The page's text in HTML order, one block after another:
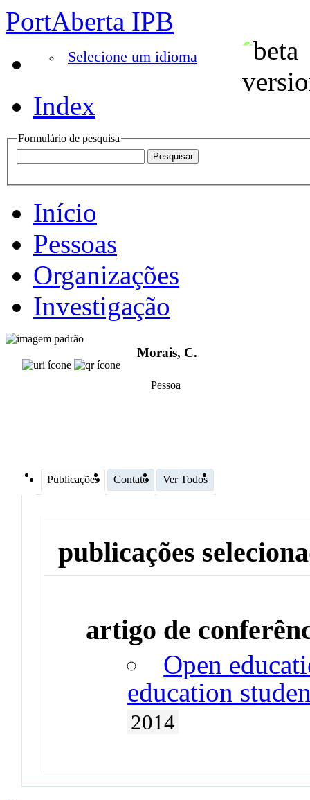
PortAberta IPB
Selecione um idioma
Index
Formulário de pesquisa
Início
Pessoas
Organizações
Investigação
Morais, C.
Pessoa
Publicações Contato Ver Todos
publicações
artigo de
Open
education
2014